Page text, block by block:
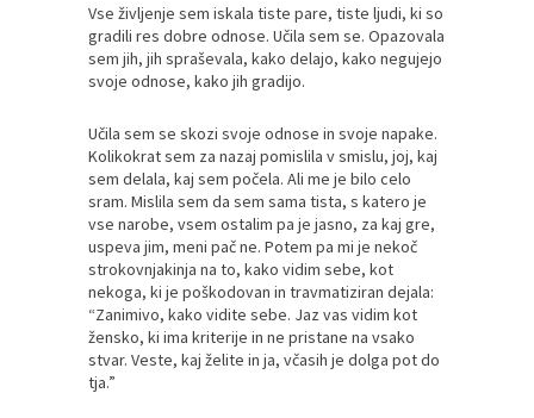
Vse življenje sem iskala tiste pare, tiste ljudi, ki so
gradili res dobre odnose. Učila sem se. Opazovala
sem jih, jih spraševala, kako delajo, kako negujejo
svoje odnose, kako jih gradijo.
Učila sem se skozi svoje odnose in svoje napake.
Kolikokrat sem za nazaj pomislila v smislu, joj, kaj
sem delala, kaj sem počela. Ali me je bilo celo
sram. Mislila sem da sem sama tista, s katero je
vse narobe, vsem ostalim pa je jasno, za kaj gre,
uspeva jim, meni pač ne. Potem pa mi je nekoč
strokovnjakinja na to, kako vidim sebe, kot
nekoga, ki je poškodovan in travmatiziran dejala:
“Zanimivo, kako vidite sebe. Jaz vas vidim kot
žensko, ki ima kriterije in ne pristane na vsako
stvar. Veste, kaj želite in ja, včasih je dolga pot do
tja.”